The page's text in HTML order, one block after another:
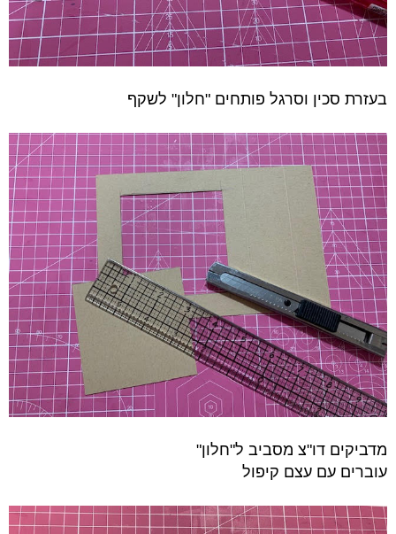
בעזרת סכין וסרגל פותחים "חלון" לשקף
מדביקים דו"צ מסביב ל"חלון"
עוברים עם עצם קיפול